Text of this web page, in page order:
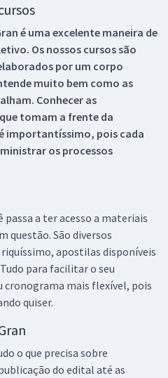
é uma excelente maneira de
Os nossos cursos são
por um corpo
muito bem como as
Conhecer as
tomam a frente da
importantíssimo, pois cada
os processos
passa a ter acesso a materiais
questão. São diversos
apostilas disponíveis
para facilitar o seu
mais flexível, pois
quiser.
o que precisa sobre
do edital até as